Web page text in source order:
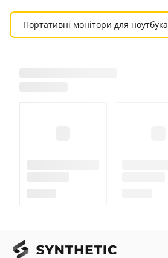
Портативні монітори для ноутбука